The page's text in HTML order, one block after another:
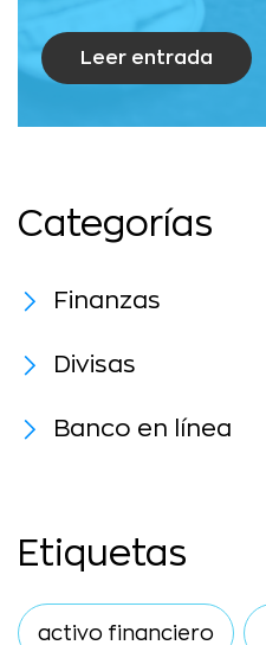
Leer entrada
Categorías
Finanzas
Divisas
Banco en línea
Etiquetas
activo financiero